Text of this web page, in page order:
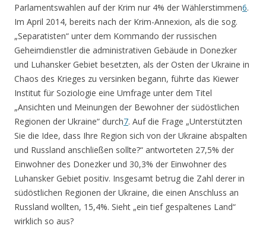
Parlamentswahlen auf der Krim nur 4% der Wählerstimmen6.
Im April 2014, bereits nach der Krim-Annexion, als die sog.
„Separatisten“ unter dem Kommando der russischen
Geheimdienstler die administrativen Gebäude in Donezker
und Luhansker Gebiet besetzten, als der Osten der Ukraine in
Chaos des Krieges zu versinken begann, führte das Kiewer
Institut für Soziologie eine Umfrage unter dem Titel
„Ansichten und Meinungen der Bewohner der südöstlichen
Regionen der Ukraine“ durch7. Auf die Frage „Unterstützten
Sie die Idee, dass Ihre Region sich von der Ukraine abspalten
und Russland anschließen sollte?“ antworteten 27,5% der
Einwohner des Donezker und 30,3% der Einwohner des
Luhansker Gebiet positiv. Insgesamt betrug die Zahl derer in
südöstlichen Regionen der Ukraine, die einen Anschluss an
Russland wollten, 15,4%. Sieht „ein tief gespaltenes Land“
wirklich so aus?